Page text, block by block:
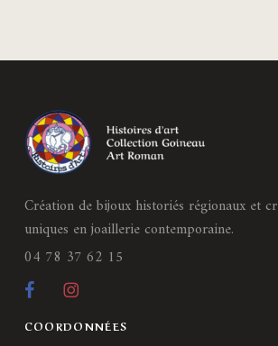
Création de bijoux historiés régionaux et
uniques en joaillerie contemporaine.
04 78 37 62 15
COORDONNÉES